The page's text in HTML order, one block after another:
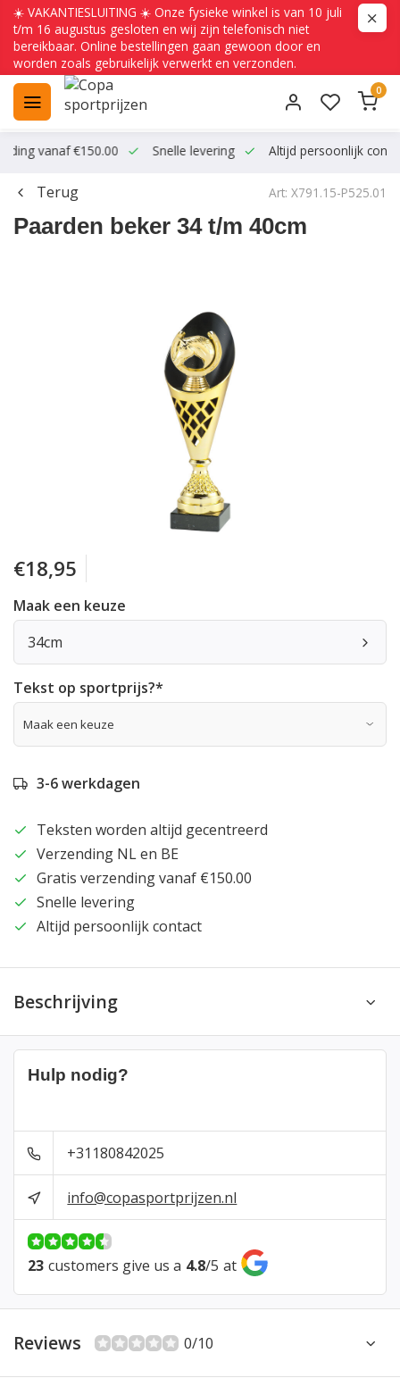
☀️ VAKANTIESLUITING ☀️ Onze fysieke winkel is van 10 juli
t/m 16 augustus gesloten en wij zijn telefonisch niet
bereikbaar. Online bestellingen gaan gewoon door en
worden zoals gebruikelijk verwerkt en verzonden.
0
vanaf €150.00 Snelle levering Altijd persoonlijk
Terug Art: X791.15-P525.01
Paarden beker 34 t/m 40cm
€18,95
Maak een keuze
34cm
Tekst op sportprijs?*
3-6 werkdagen
Teksten worden altijd gecentreerd
Verzending NL en BE
Gratis verzending vanaf €150.00
Snelle levering
Altijd persoonlijk contact
Beschrijving
Hulp nodig?
+31180842025
info@copasportprijzen.nl
23 customers give us a 4.8/5 at
Reviews 0/10